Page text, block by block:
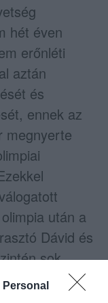
hét éven
erőnléti
aztán
és
ennek az
megnyerte
után a
Dávid és
sok